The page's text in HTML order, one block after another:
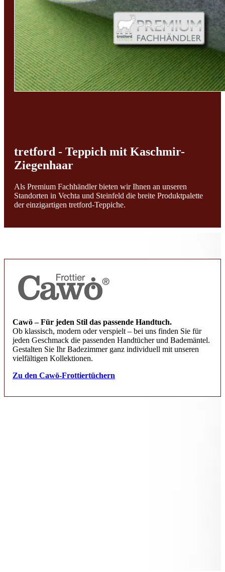
tretford - Teppich mit Kaschmir-
Ziegenhaar
Als Premium Fachhändler bieten wir Ihnen an unseren
Standorten in Vechta und Steinfeld die breite Produktpalette
der einzigartigen tretford-Teppiche.
Cawö – Für jeden Stil das passende Handtuch.
Ob klassisch, modern oder verspielt – bei uns finden Sie für
jeden Geschmack die passenden Handtücher und Bademäntel.
Gestalten Sie Ihr Badezimmer ganz individuell mit unseren
vielfältigen Kollektionen.
Zu den Cawö-Frottiertüchern